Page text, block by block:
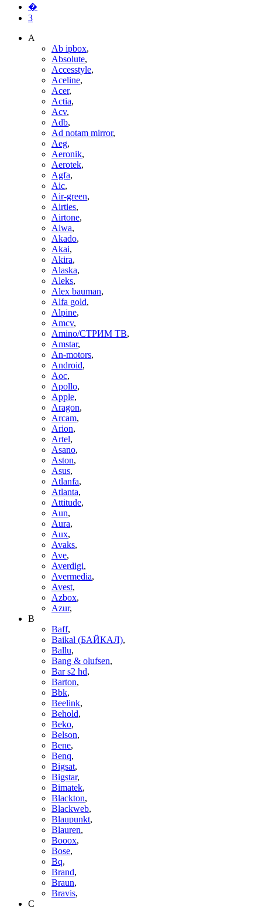
�
3
A
Ab ipbox,
Absolute,
Accesstyle,
Aceline,
Acer,
Actia,
Acv,
Adb,
Ad notam mirror,
Aeg,
Aeronik,
Aerotek,
Agfa,
Aic,
Air-green,
Airties,
Airtone,
Aiwa,
Akado,
Akai,
Akira,
Alaska,
Aleks,
Alex bauman,
Alfa gold,
Alpine,
Amcv,
Amino/СТРИМ ТВ,
Amstar,
An-motors,
Android,
Aoc,
Apollo,
Apple,
Aragon,
Arcam,
Arion,
Artel,
Asano,
Aston,
Asus,
Atlanfa,
Atlanta,
Attitude,
Aun,
Aura,
Aux,
Avaks,
Ave,
Averdigi,
Avermedia,
Avest,
Azbox,
Azur,
B
Baff,
Baikal (БАЙКАЛ),
Ballu,
Bang & olufsen,
Bar s2 hd,
Barton,
Bbk,
Beelink,
Behold,
Beko,
Belson,
Bene,
Benq,
Bigsat,
Bigstar,
Bimatek,
Blackton,
Blackweb,
Blaupunkt,
Blauren,
Booox,
Bose,
Bq,
Brand,
Braun,
Bravis,
C